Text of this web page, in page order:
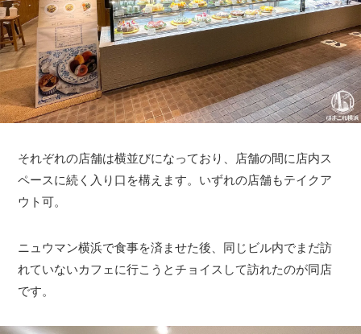
それぞれの店舗は横並びになっており、店舗の間に店内ス
ペースに続く入り口を構えます。いずれの店舗もテイクア
ウト可。
ニュウマン横浜で食事を済ませた後、同じビル内でまだ訪
れていないカフェに行こうとチョイスして訪れたのが同店
です。